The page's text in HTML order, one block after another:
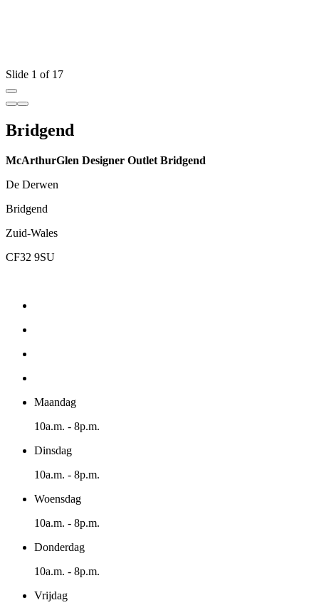
Slide 1 of 17
Bridgend
McArthurGlen Designer Outlet Bridgend
De Derwen
Bridgend
Zuid-Wales
CF32 9SU
Maandag
10a.m. - 8p.m.
Dinsdag
10a.m. - 8p.m.
Woensdag
10a.m. - 8p.m.
Donderdag
10a.m. - 8p.m.
Vrijdag